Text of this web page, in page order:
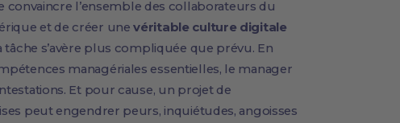
l’ensemble des collaborateurs du
et de créer unevéritable culture digitale
tâche s’avère plus compliquée que prévu. En
managériales essentielles, le manager
Et pour cause, un projet de
peut engendrer peurs, inquiétudes, angoisses